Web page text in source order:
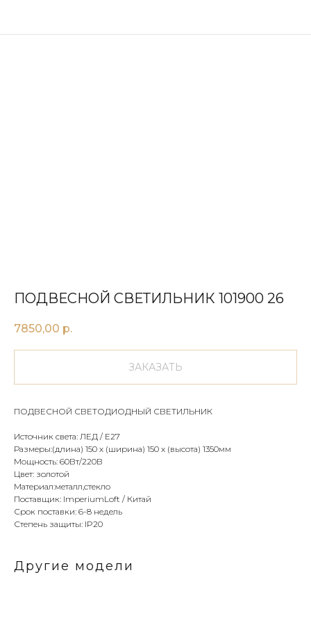
ПОДВЕСНОЙ СВЕТИЛЬНИК 101900 26
7850,00 р.
ЗАКАЗАТЬ
ПОДВЕСНОЙ СВЕТОДИОДНЫЙ СВЕТИЛЬНИК
Источник света: ЛЕД / E27
Размеры:(длина) 150 х (ширина) 150 х (высота) 1350мм
Мощность: 60Вт/220В
Цвет: золотой
Материал:металл,стекло
Поставщик: ImperiumLoft / Китай
Срок поставки: 6-8 недель
Степень защиты: IP20
Другие модели